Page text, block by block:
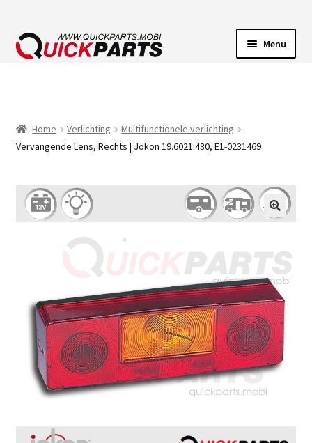
Menu
CLAXONS
ELEKTRISCHE CONNECTOREN
Home Verlichting
Multifunctionele verlichting
Vervangende Lens, Rechts | Jokon 19.6021.430, E1-0231469